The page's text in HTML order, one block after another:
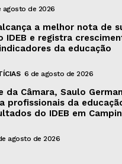
agosto de 2026
a melhor nota de
IDEB e registra
da educação
6 de agosto de 2026
da Câmara, Saulo
profissionais da
do IDEB em
agosto de 2026